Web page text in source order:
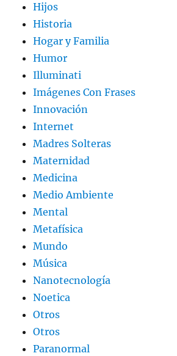
Hijos
Historia
Hogar y Familia
Humor
Illuminati
Imágenes Con Frases
Innovación
Internet
Madres Solteras
Maternidad
Medicina
Medio Ambiente
Mental
Metafísica
Mundo
Música
Nanotecnología
Noetica
Otros
Otros
Paranormal